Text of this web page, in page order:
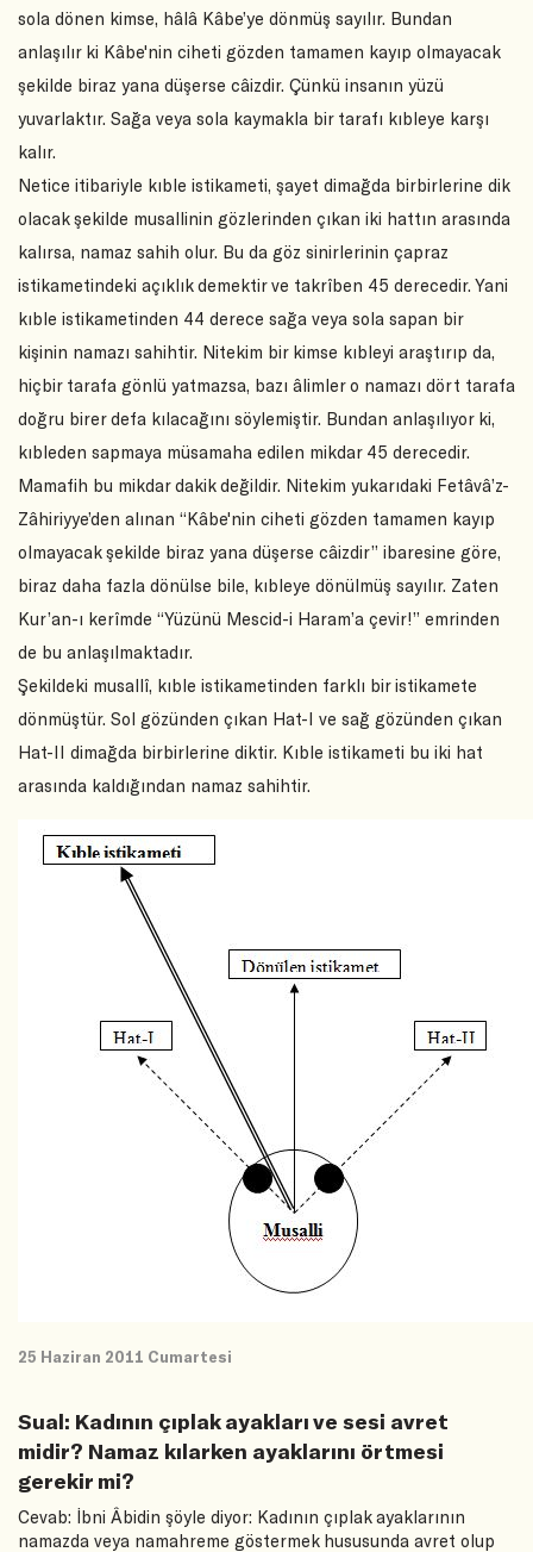
sola dönen kimse, hâlâ Kâbe’ye dönmüş sayılır. Bundan
anlaşılır ki Kâbe'nin ciheti gözden tamamen kayıp olmayacak
şekilde biraz yana düşerse câizdir. Çünkü insanın yüzü
yuvarlaktır. Sağa veya sola kaymakla bir tarafı kıbleye karşı
kalır.
Netice itibariyle kıble istikameti, şayet dimağda birbirlerine dik
olacak şekilde musallinin gözlerinden çıkan iki hattın arasında
kalırsa, namaz sahih olur. Bu da göz sinirlerinin çapraz
istikametindeki açıklık demektir ve takrîben 45 derecedir. Yani
kıble istikametinden 44 derece sağa veya sola sapan bir
kişinin namazı sahihtir. Nitekim bir kimse kıbleyi araştırıp da,
hiçbir tarafa gönlü yatmazsa, bazı âlimler o namazı dört tarafa
doğru birer defa kılacağını söylemiştir. Bundan anlaşılıyor ki,
kıbleden sapmaya müsamaha edilen mikdar 45 derecedir.
Mamafih bu mikdar dakik değildir. Nitekim yukarıdaki Fetâvâ’z-
Zâhiriyye’den alınan “Kâbe'nin ciheti gözden tamamen kayıp
olmayacak şekilde biraz yana düşerse câizdir” ibaresine göre,
biraz daha fazla dönülse bile, kıbleye dönülmüş sayılır. Zaten
Kur’an-ı kerîmde “Yüzünü Mescid-i Haram’a çevir!” emrinden
de bu anlaşılmaktadır.
Şekildeki musallî, kıble istikametinden farklı bir istikamete
dönmüştür. Sol gözünden çıkan Hat-I ve sağ gözünden çıkan
Hat-II dimağda birbirlerine diktir. Kıble istikameti bu iki hat
arasında kaldığından namaz sahihtir.
25 Haziran 2011 Cumartesi
Sual: Kadının çıplak ayakları ve sesi avret
midir? Namaz kılarken ayaklarını örtmesi
gerekir mi?
Cevab: İbni Âbidin şöyle diyor: Kadının çıplak ayaklarının
namazda veya namahreme göstermek hususunda avret olup